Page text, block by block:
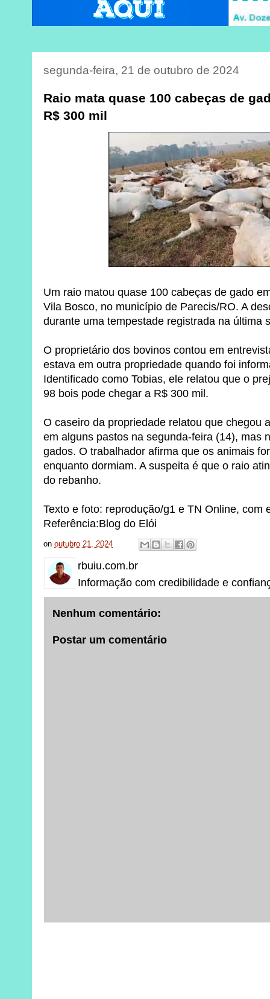
segunda-feira, 21 de outubro de 2024
Raio mata quase 100 cabeças de
R$ 300 mil
Um raio matou quase 100 cabeças de gado
Vila Bosco, no município de Parecis/RO. A
durante uma tempestade registrada na última
O proprietário dos bovinos contou em
estava em outra propriedade quando foi
Identificado como Tobias, ele relatou que o
98 bois pode chegar a R$ 300 mil.
O caseiro da propriedade relatou que chegou
em alguns pastos na segunda-feira (14), mas
gados. O trabalhador afirma que os animais
enquanto dormiam. A suspeita é que o raio
do rebanho.
Texto e foto: reprodução/g1 e TN Online, com
Referência:Blog do Elói
onoutubro 21, 2024
rbuiu.com.br
Informação com credibilidade e
Nenhum comentário:
Postar um comentário